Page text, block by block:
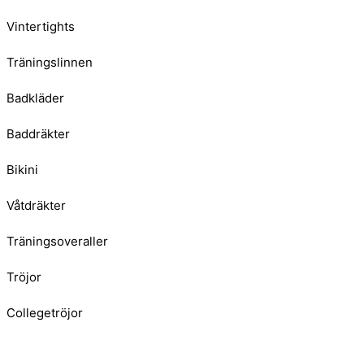
Vintertights
Träningslinnen
Badkläder
Baddräkter
Bikini
Våtdräkter
Träningsoveraller
Tröjor
Collegetröjor